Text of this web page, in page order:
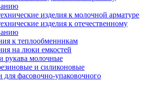
изделия к молочной арматуре
изделия к отечественному
к теплообменникам
на люки емкостей
рукава молочные
и силиконовые
для фасовочно-упаковочного